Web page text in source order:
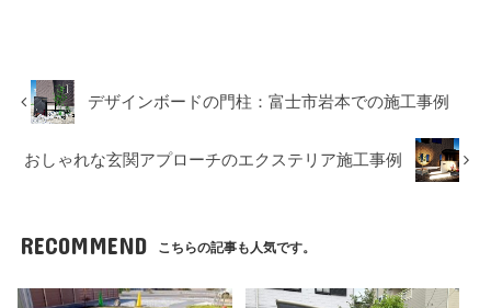
デザインボードの門柱：富士市岩本での施工事例
おしゃれな玄関アプローチのエクステリア施工事例
RECOMMEND こちらの記事も人気です。